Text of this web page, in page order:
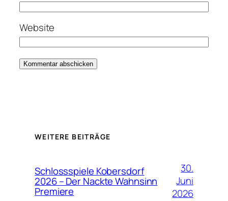
Website
WEITERE BEITRÄGE
Schlossspiele Kobersdorf
2026 – Der Nackte Wahnsinn
Premiere
30.
Juni
2026